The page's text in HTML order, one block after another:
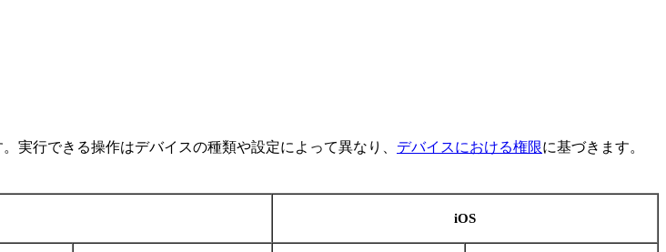
実行できる操作はデバイスの種類や設定によって異なり、 デバイスにおける権限に基づきます。
iOS